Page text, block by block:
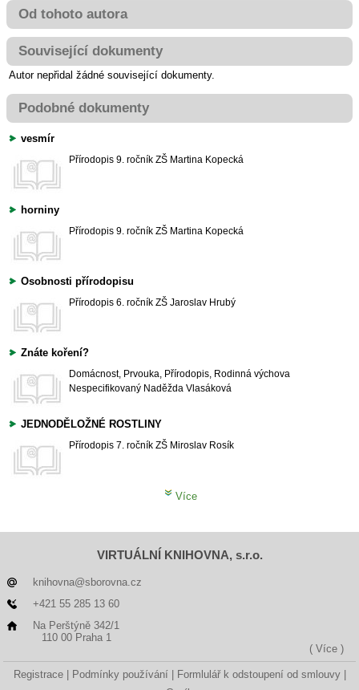
Od tohoto autora
Související dokumenty
Autor nepřidal žádné související dokumenty.
Podobné dokumenty
vesmír
Přírodopis 9. ročník ZŠ Martina Kopecká
horniny
Přírodopis 9. ročník ZŠ Martina Kopecká
Osobnosti přírodopisu
Přírodopis 6. ročník ZŠ Jaroslav Hrubý
Znáte koření?
Domácnost, Prvouka, Přírodopis, Rodinná výchova
Nespecifikovaný Naděžda Vlasáková
JEDNODĚLOŽNÉ ROSTLINY
Přírodopis 7. ročník ZŠ Miroslav Rosík
Více
VIRTUÁLNÍ KNIHOVNA, s.r.o.
knihovna@sborovna.cz
+421 55 285 13 60
Na Perštýně 342/1
110 00 Praha 1
( Více )
Registrace Podmínky používání
Formlulář k odstoupení od smlouvy